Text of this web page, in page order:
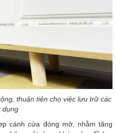
thuận tiện cho việc lưu trữ các
dụng
cánh cửa đóng mở, nhằm tăng